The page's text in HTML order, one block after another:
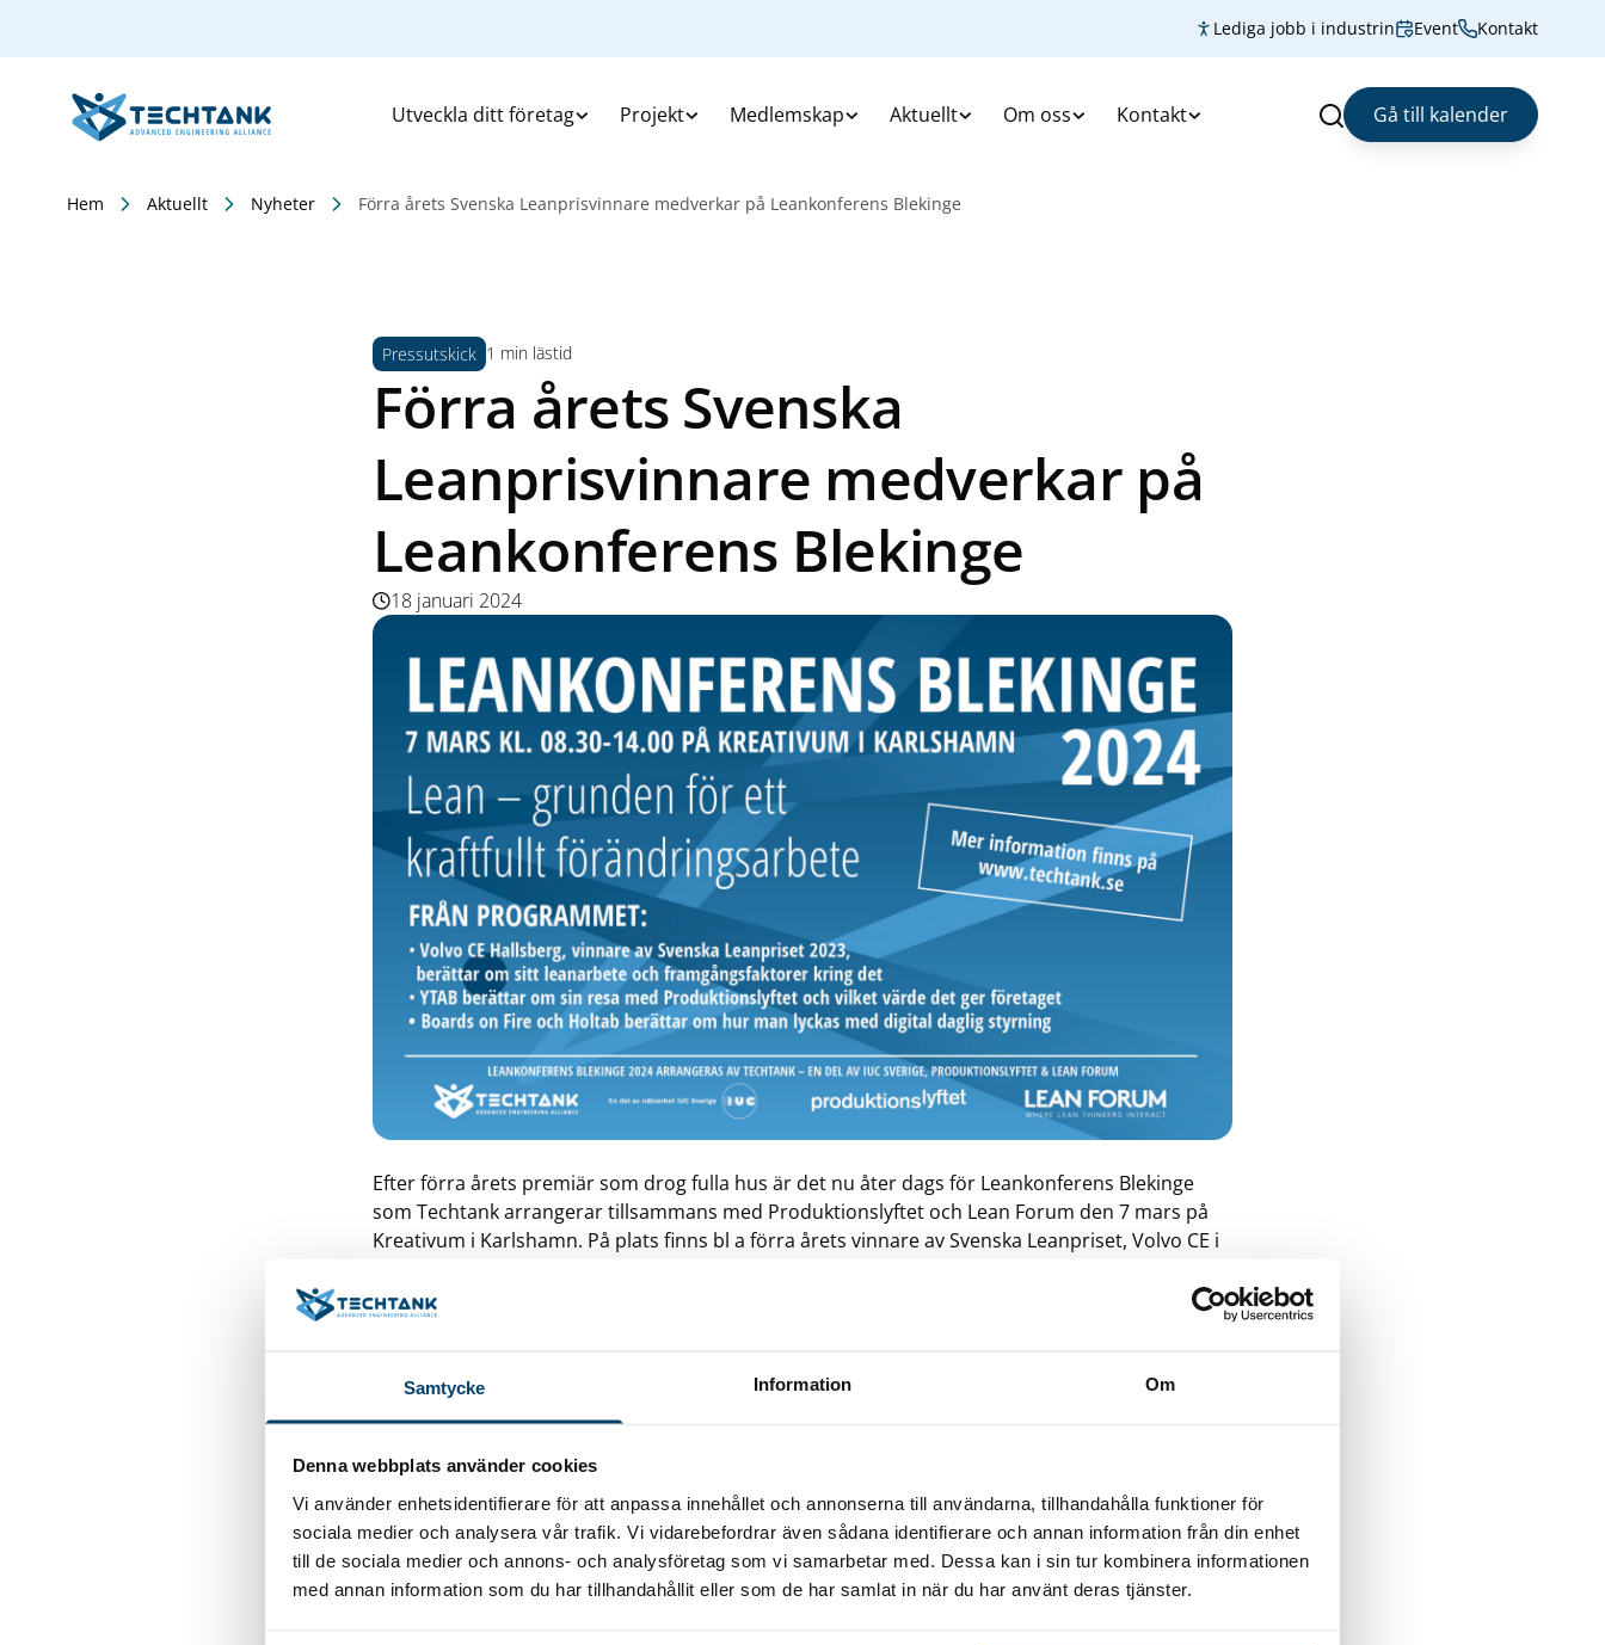
Samtycke Information Om
Denna webbplats använder cookies
Vi använder enhetsidentifierare för att anpassa innehållet och annonserna till användarna, tillhandahålla funktioner för
sociala medier och analysera vår trafik. Vi vidarebefordrar även sådana identifierare och annan information från din enhet
till de sociala medier och annons- och analysföretag som vi samarbetar med. Dessa kan i sin tur kombinera informationen
med annan information som du har tillhandahållit eller som de har samlat in när du har använt deras tjänster.
Lediga jobb i industrin Event Kontakt
Utveckla ditt företag Projekt Medlemskap Aktuellt Om oss Kontakt Sök Gå till kalender
Hem Aktuellt Nyheter Förra årets Svenska Leanprisvinnare medverkar på Leankonferens Blekinge
Pressutskick 1 min lästid
Förra årets Svenska
Leanprisvinnare medverkar på
Leankonferens Blekinge
18 januari 2024
Efter förra årets premiär som drog fulla hus är det nu åter dags för Leankonferens Blekinge
som Techtank arrangerar tillsammans med Produktionslyftet och Lean Forum den 7 mars på
Kreativum i Karlshamn. På plats finns bl a förra årets vinnare av Svenska Leanpriset, Volvo CE i
Temat för årets konferens är
industrikluster, finns också på programmet. YTAB från Näsum kommer att berätta
om sin resa med Produktionslyftet och vilket värde det ger företaget. Växjöbaserade
och berättar om hur man lyckas med digital daglig styrning.
program